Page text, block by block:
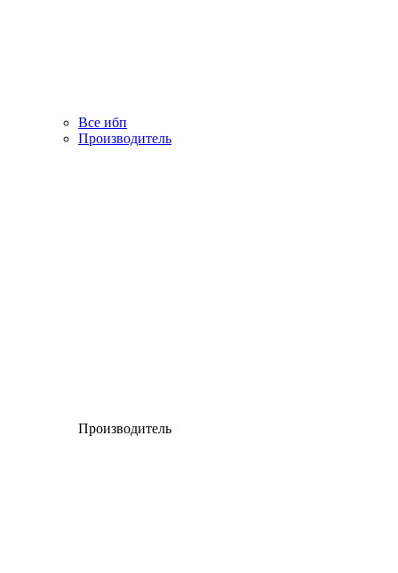
Все ибп
Производитель
Производитель